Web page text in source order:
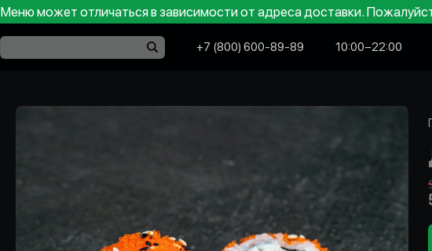
Меню может отличаться в зависимости от адреса доставки.
+7 (800) 600-89-89 10:00−22:00